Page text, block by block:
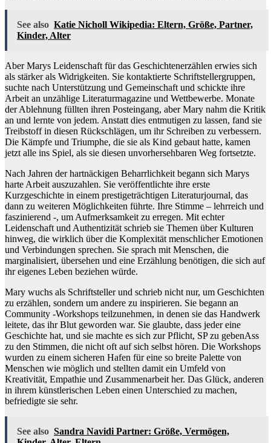
See also Katie Nicholl Wikipedia: Eltern, Größe, Partner,
Kinder, Alter
Aber Marys Leidenschaft für das Geschichtenerzählen erwies sich
als stärker als Widrigkeiten. Sie kontaktierte Schriftstellergruppen,
suchte nach Unterstützung und Gemeinschaft und schickte ihre
Arbeit an unzählige Literaturmagazine und Wettbewerbe. Monate
der Ablehnung füllten ihren Posteingang, aber Mary nahm die Kritik
an und lernte von jedem. Anstatt dies entmutigen zu lassen, fand sie
Treibstoff in diesen Rückschlägen, um ihr Schreiben zu verbessern.
Die Kämpfe und Triumphe, die sie als Kind gebaut hatte, kamen
jetzt alle ins Spiel, als sie diesen unvorhersehbaren Weg fortsetzte.
Nach Jahren der hartnäckigen Beharrlichkeit begann sich Marys
harte Arbeit auszuzahlen. Sie veröffentlichte ihre erste
Kurzgeschichte in einem prestigeträchtigen Literaturjournal, das
dann zu weiteren Möglichkeiten führte. Ihre Stimme – lehrreich und
faszinierend -, um Aufmerksamkeit zu erregen. Mit echter
Leidenschaft und Authentizität schrieb sie Themen über Kulturen
hinweg, die wirklich über die Komplexität menschlicher Emotionen
und Verbindungen sprechen. Sie sprach mit Menschen, die
marginalisiert, übersehen und eine Erzählung benötigen, die sich auf
ihr eigenes Leben beziehen würde.
Mary wuchs als Schriftsteller und schrieb nicht nur, um Geschichten
zu erzählen, sondern um andere zu inspirieren. Sie begann an
Community -Workshops teilzunehmen, in denen sie das Handwerk
leitete, das ihr Blut geworden war. Sie glaubte, dass jeder eine
Geschichte hat, und sie machte es sich zur Pflicht, SP zu gebenAss
zu den Stimmen, die nicht oft auf sich selbst hören. Die Workshops
wurden zu einem sicheren Hafen für eine so breite Palette von
Menschen wie möglich und stellten damit ein Umfeld von
Kreativität, Empathie und Zusammenarbeit her. Das Glück, anderen
in ihrem künstlerischen Leben einen Unterschied zu machen,
befriedigte sie sehr.
See also Sandra Navidi Partner: Größe, Vermögen,